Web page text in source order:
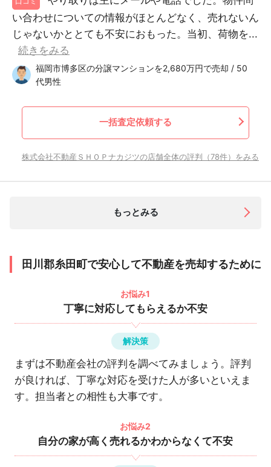
い合わせについての情報がほとんどなく、売れないん
じゃないかととても不安におもった。当初、荷物を...
続きをみる
福岡市博多区の分譲マンションを2,680万円で売却 / 50
代男性
一括査定依頼する
株式会社不動産ＳＨＯＰナカジツの店舗全体の評判（78件）をみる
もっとみる
田川郡糸田町で安心して不動産を売却するために
お悩み1
丁寧に対応してもらえるか不安
解決策
まずは不動産会社の評判を調べてみましょう。評判
が良ければ、丁寧な対応を受けた人が多いといえま
す。担当者との相性も大事です。
お悩み2
自分の家が高く売れるかわからなくて不安